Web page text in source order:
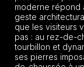
moderne répond
geste
que les visiteurs
pas : au rez-de-
tourbillon et
ses pierres